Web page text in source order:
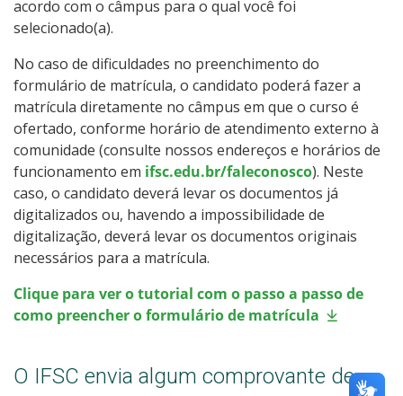
acordo com o câmpus para o qual você foi
selecionado(a).
No caso de dificuldades no preenchimento do
formulário de matrícula, o candidato poderá fazer a
matrícula diretamente no câmpus em que o curso é
ofertado, conforme horário de atendimento externo à
comunidade (consulte nossos endereços e horários de
funcionamento em ifsc.edu.br/faleconosco). Neste
caso, o candidato deverá levar os documentos já
digitalizados ou, havendo a impossibilidade de
digitalização, deverá levar os documentos originais
necessários para a matrícula.
Clique para ver o tutorial com o passo a passo de
como preencher o formulário de matrícula
O IFSC envia algum comprovante de